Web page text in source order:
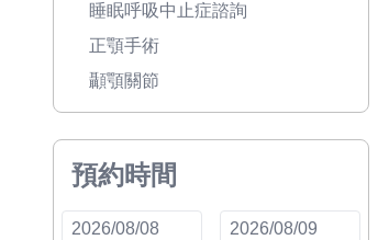
睡眠呼吸中止症諮詢
正顎手術
顳顎關節
預約時間